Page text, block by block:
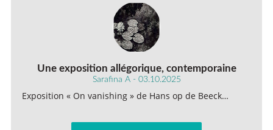
Une exposition allégorique, contemporaine
Sarafina A - 03.10.2025
Exposition « On vanishing » de Hans op de Beeck…